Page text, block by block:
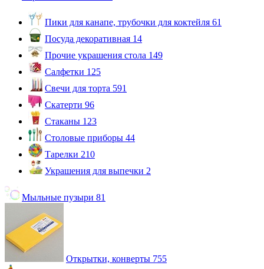
Пики для канапе, трубочки для коктейля 61
Посуда декоративная 14
Прочие украшения стола 149
Салфетки 125
Свечи для торта 591
Скатерти 96
Стаканы 123
Столовые приборы 44
Тарелки 210
Украшения для выпечки 2
Мыльные пузыри 81
Открытки, конверты 755